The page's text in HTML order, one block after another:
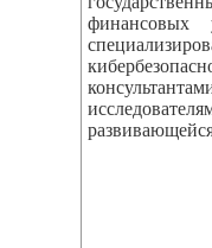
финансовых